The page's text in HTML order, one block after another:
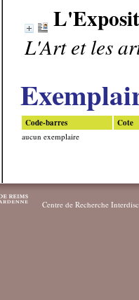
L'Art et les
Code-barres Cote
aucun exemplaire
Centre de Recherche